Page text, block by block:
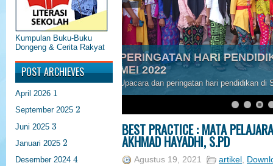
Kumpulan Buku-Buku
Dongeng & Cerita Rakyat
POST ARCHIEVES
April 2026 1
1
September 2025 2
2
Juni 2025 3
3
Januari 2025 2
2
Desember 2024 4
4
DOWNLOAD BUKU
LENGKAP
Yuk download buku dan ebook disini
BEST PRACTICE : MATA
AKHMAD HAYADHI, S.PD
Agustus 19, 2021 artikel ,